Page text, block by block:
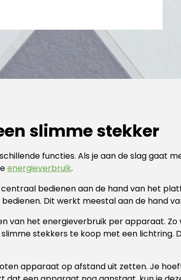
slimme stekker
functies. Als je aan de slag gaat
energieverbruik.
bedienen aan de hand van het
Dit werkt meestal aan de hand
van het energieverbruik per apparaat.
slimme stekkers te koop met een
apparaat op afstand uit zetten. Je